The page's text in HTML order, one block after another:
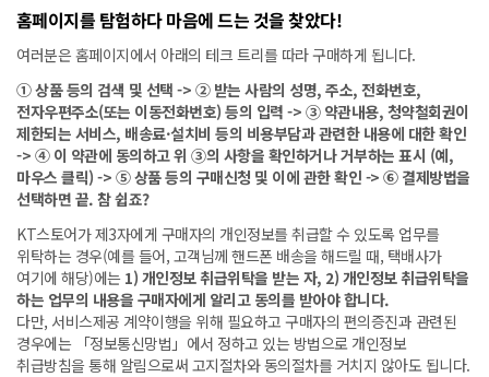
홈페이지를 탐험하다 마음에 드는 것을 찾았다!
여러분은 홈페이지에서 아래의 테크 트리를 따라 구매하게 됩니다.
① 상품 등의 검색 및 선택 -> ② 받는 사람의 성명, 주소, 전화번호,
전자우편주소(또는 이동전화번호) 등의 입력 -> ③ 약관내용, 청약철회권이
제한되는 서비스, 배송료·설치비 등의 비용부담과 관련한 내용에 대한 확인
-> ④ 이 약관에 동의하고 위 ③의 사항을 확인하거나 거부하는 표시 (예,
마우스 클릭) -> ⑤ 상품 등의 구매신청 및 이에 관한 확인 -> ⑥ 결제방법을
선택하면 끝. 참 쉽죠?
KT스토어가 제3자에게 구매자의 개인정보를 취급할 수 있도록 업무를
위탁하는 경우(예를 들어, 고객님께 핸드폰 배송을 해드릴 때, 택배사가
여기에 해당)에는 1) 개인정보 취급위탁을 받는 자, 2) 개인정보 취급위탁을
하는 업무의 내용을 구매자에게 알리고 동의를 받아야 합니다.
다만, 서비스제공 계약이행을 위해 필요하고 구매자의 편의증진과 관련된
경우에는 「정보통신망법」에서 정하고 있는 방법으로 개인정보
취급방침을 통해 알림으로써 고지절차와 동의절차를 거치지 않아도 됩니다.